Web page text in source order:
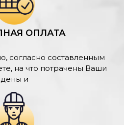
ОПЛАТА
согласно составленным
на что потрачены Ваши
деньги